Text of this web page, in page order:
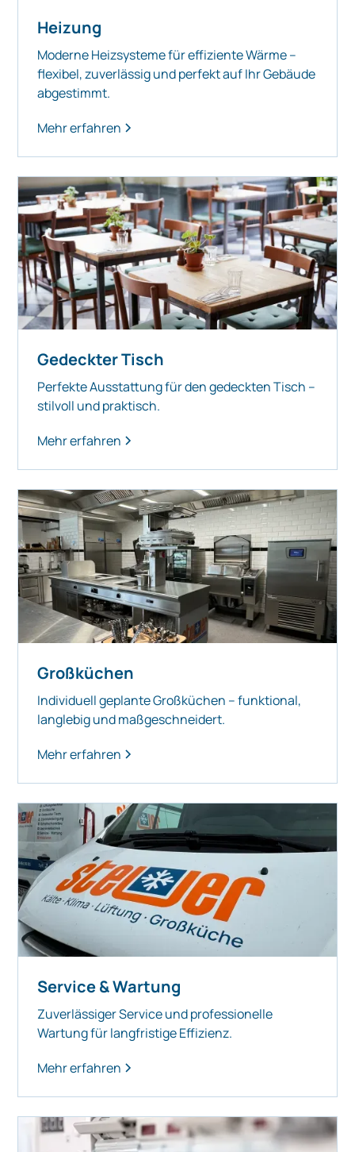
Heizung
Moderne Heizsysteme für effiziente Wärme –
flexibel, zuverlässig und perfekt auf Ihr Gebäude
abgestimmt.
Mehr erfahren
Gedeckter Tisch
Perfekte Ausstattung für den gedeckten Tisch –
stilvoll und praktisch.
Mehr erfahren
Großküchen
Individuell geplante Großküchen – funktional,
langlebig und maßgeschneidert.
Mehr erfahren
Service & Wartung
Zuverlässiger Service und professionelle
Wartung für langfristige Effizienz.
Mehr erfahren